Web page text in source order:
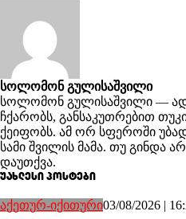
სოლომონ გულისაშვილი
სოლომონ გულისაშვილი —
ჩქარობს, განსაკუთრებით
ქეიფობს. ამ ორ სფეროში
სამი შვილის მამა. თუ გინდა
დაუთქვა.
უახლესი პოსტები
აქეთურ-იქითური03/08/2026 |